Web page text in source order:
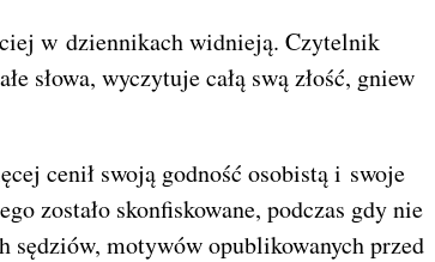
w dziennikach widnieją. Czytelnik
słowa, wyczytuje całą swą złość, gniew
cenił swoją godność osobistą i swoje
zostało skonfiskowane, podczas gdy nie
sędziów, motywów opublikowanych przed